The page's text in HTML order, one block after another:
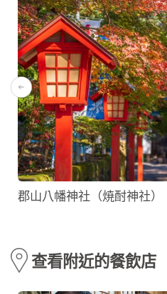
郡山八幡神社（焼酎神社）
查看附近的餐飲店